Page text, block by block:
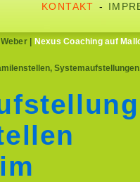
KONTAKT -
| Nexus Coaching auf